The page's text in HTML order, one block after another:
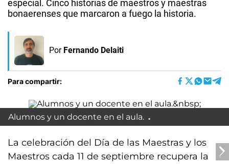
especial. Cinco historias de maestros y maestras
bonaerenses que marcaron a fuego la historia.
Por Fernando Delaiti
Para compartir:
Alumnos y un docente en el aula.
La celebración del Día de las Maestras y los
Maestros cada 11 de septiembre recupera la